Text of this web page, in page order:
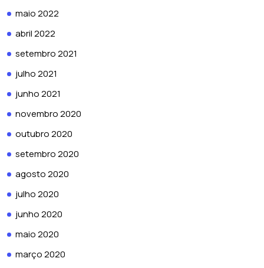
maio 2022
abril 2022
setembro 2021
julho 2021
junho 2021
novembro 2020
outubro 2020
setembro 2020
agosto 2020
julho 2020
junho 2020
maio 2020
março 2020